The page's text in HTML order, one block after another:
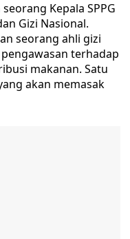
Kepala SPPG
Gizi Nasional.
seorang ahli gizi
terhadap
makanan. Satu
akan memasak